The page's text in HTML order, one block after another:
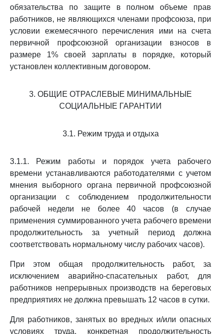
обязательства по защите в полном объеме прав
работников, не являющихся членами профсоюза, при
условии ежемесячного перечисления ими на счета
первичной профсоюзной организации взносов в
размере 1% своей зарплаты в порядке, который
установлен коллективным договором.
3. ОБЩИЕ ОТРАСЛЕВЫЕ МИНИМАЛЬНЫЕ
СОЦИАЛЬНЫЕ ГАРАНТИИ
3.1. Режим труда и отдыха
3.1.1. Режим работы и порядок учета рабочего
времени устанавливаются работодателями с учетом
мнения выборного органа первичной профсоюзной
организации с соблюдением продолжительности
рабочей недели не более 40 часов (в случае
применения суммированного учета рабочего времени
продолжительность за учетный период должна
соответствовать нормальному числу рабочих часов).
При этом общая продолжительность работ, за
исключением аварийно-спасательных работ, для
работников непрерывных производств на береговых
предприятиях не должна превышать 12 часов в сутки.
Для работников, занятых во вредных и/или опасных
условиях труда, конкретная продолжительность